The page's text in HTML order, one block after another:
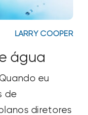
LARRY COOPER
água
eu
de
diretores